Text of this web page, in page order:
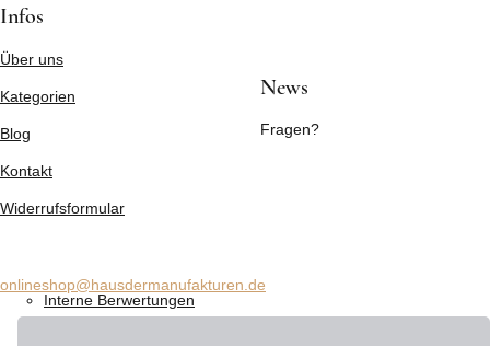
Infos
Über uns
Kategorien
Blog
Kontakt
Widerrufsformular
Interne Berwertungen
News
Fragen?
onlineshop@hausdermanufakturen.de